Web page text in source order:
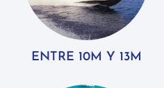
ENTRE 10M Y 13M